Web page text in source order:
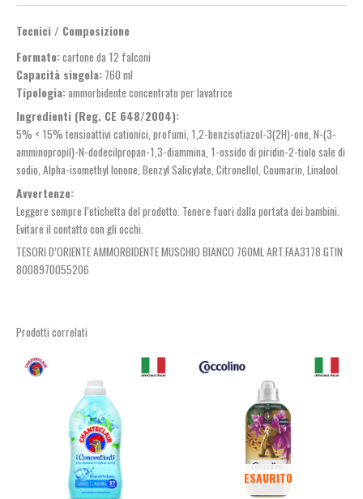
Tecnici / Composizione
Formato:cartone da 12 falconi
Capacità singola: 760 ml
Tipologia:ammorbidente concentrato per lavatrice
Ingredienti (Reg. CE 648/2004):
5% < 15% tensioattivi cationici, profumi, 1,2-benzisotiazol-3(2H)-one, N-(3-
amminopropil)-N-dodecilpropan-1,3-diammina, 1-ossido di piridin-2-tiolo sale di
sodio, Alpha-isomethyl Ionone, Benzyl Salicylate, Citronellol, Coumarin, Linalool.
Avvertenze:
Leggere sempre l’etichetta del prodotto. Tenere fuori dalla portata dei bambini.
Evitare il contatto con gli occhi.
TESORI D’ORIENTE AMMORBIDENTE MUSCHIO BIANCO 760ML ART.FAA3178 GTIN
8008970055206
Prodotti correlati
ESAURITO